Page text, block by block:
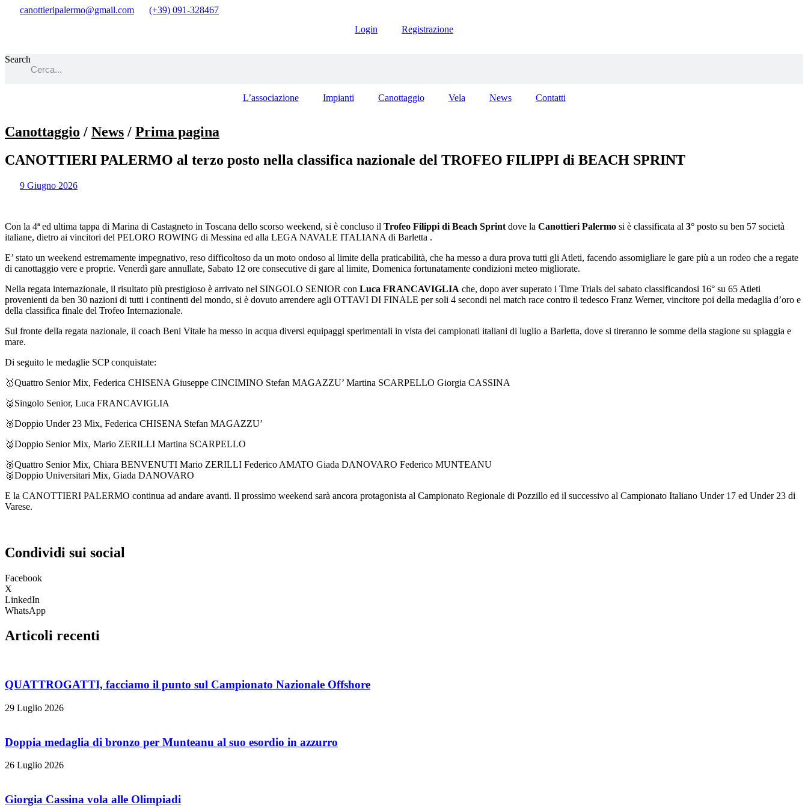
canottieripalermo@gmail.com
(+39) 091-328467
Login
Registrazione
Search
L’associazione Impianti Canottaggio Vela News Contatti
Canottaggio / News / Prima pagina
CANOTTIERI PALERMO al terzo posto nella classifica nazionale del TROFEO FILIPPI di BEACH SPRINT
9 Giugno 2026
Con la 4ª ed ultima tappa di Marina di Castagneto in Toscana dello scorso weekend, si è concluso il Trofeo Filippi di Beach Sprint dove la Canottieri Palermo si è classificata al 3° posto su ben 57 società
italiane, dietro ai vincitori del PELORO ROWING di Messina ed alla LEGA NAVALE ITALIANA di Barletta .
E’ stato un weekend estremamente impegnativo, reso difficoltoso da un moto ondoso al limite della praticabilità, che ha messo a dura prova tutti gli Atleti, facendo assomigliare le gare più a un rodeo che a regate
di canottaggio vere e proprie. Venerdì gare annullate, Sabato 12 ore consecutive di gare al limite, Domenica fortunatamente condizioni meteo migliorate.
Nella regata internazionale, il risultato più prestigioso è arrivato nel SINGOLO SENIOR con Luca FRANCAVIGLIA che, dopo aver superato i Time Trials del sabato classificandosi 16° su 65 Atleti
provenienti da ben 30 nazioni di tutti i continenti del mondo, si è dovuto arrendere agli OTTAVI DI FINALE per soli 4 secondi nel match race contro il tedesco Franz Werner, vincitore poi della medaglia d’oro e
della classifica finale del Trofeo Internazionale.
Sul fronte della regata nazionale, il coach Beni Vitale ha messo in acqua diversi equipaggi sperimentali in vista dei campionati italiani di luglio a Barletta, dove si tireranno le somme della stagione su spiaggia e
mare.
Di seguito le medaglie SCP conquistate:
🥇Quattro Senior Mix, Federica CHISENA Giuseppe CINCIMINO Stefan MAGAZZU’ Martina SCARPELLO Giorgia CASSINA
🥈Singolo Senior, Luca FRANCAVIGLIA
🥈Doppio Under 23 Mix, Federica CHISENA Stefan MAGAZZU’
🥈Doppio Senior Mix, Mario ZERILLI Martina SCARPELLO
🥈Quattro Senior Mix, Chiara BENVENUTI Mario ZERILLI Federico AMATO Giada DANOVARO Federico MUNTEANU
🥈Doppio Universitari Mix, Giada DANOVARO
E la CANOTTIERI PALERMO continua ad andare avanti. Il prossimo weekend sarà ancora protagonista al Campionato Regionale di Pozzillo ed il successivo al Campionato Italiano Under 17 ed Under 23 di
Varese.
Condividi sui social
Facebook
X
LinkedIn
WhatsApp
Articoli recenti
QUATTROGATTI, facciamo il punto sul Campionato Nazionale Offshore
29 Luglio 2026
Doppia medaglia di bronzo per Munteanu al suo esordio in azzurro
26 Luglio 2026
Giorgia Cassina vola alle Olimpiadi